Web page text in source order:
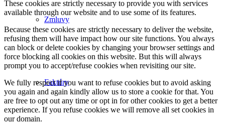
Zmluvy
Faktúry
These cookies are strictly necessary to provide you with services
available through our website and to use some of its features.
Because these cookies are strictly necessary to deliver the website,
refusing them will have impact how our site functions. You always
can block or delete cookies by changing your browser settings and
force blocking all cookies on this website. But this will always
prompt you to accept/refuse cookies when revisiting our site.
We fully respect if you want to refuse cookies but to avoid asking
you again and again kindly allow us to store a cookie for that. You
are free to opt out any time or opt in for other cookies to get a better
experience. If you refuse cookies we will remove all set cookies in
our domain.